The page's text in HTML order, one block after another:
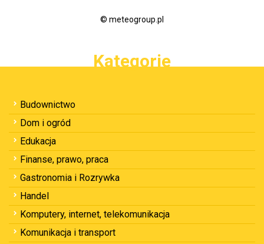
© meteogroup.pl
Kategorie
Budownictwo
Dom i ogród
Edukacja
Finanse, prawo, praca
Gastronomia i Rozrywka
Handel
Komputery, internet, telekomunikacja
Komunikacja i transport